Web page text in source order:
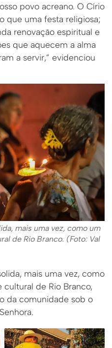
povo acreano. O Círio
que uma festa religiosa;
renovação espiritual e
que aquecem a alma
a servir,” evidenciou
mais uma vez, como um
de Rio Branco. (Foto: Val
mais uma vez, como
de Rio Branco,
da comunidade sob o